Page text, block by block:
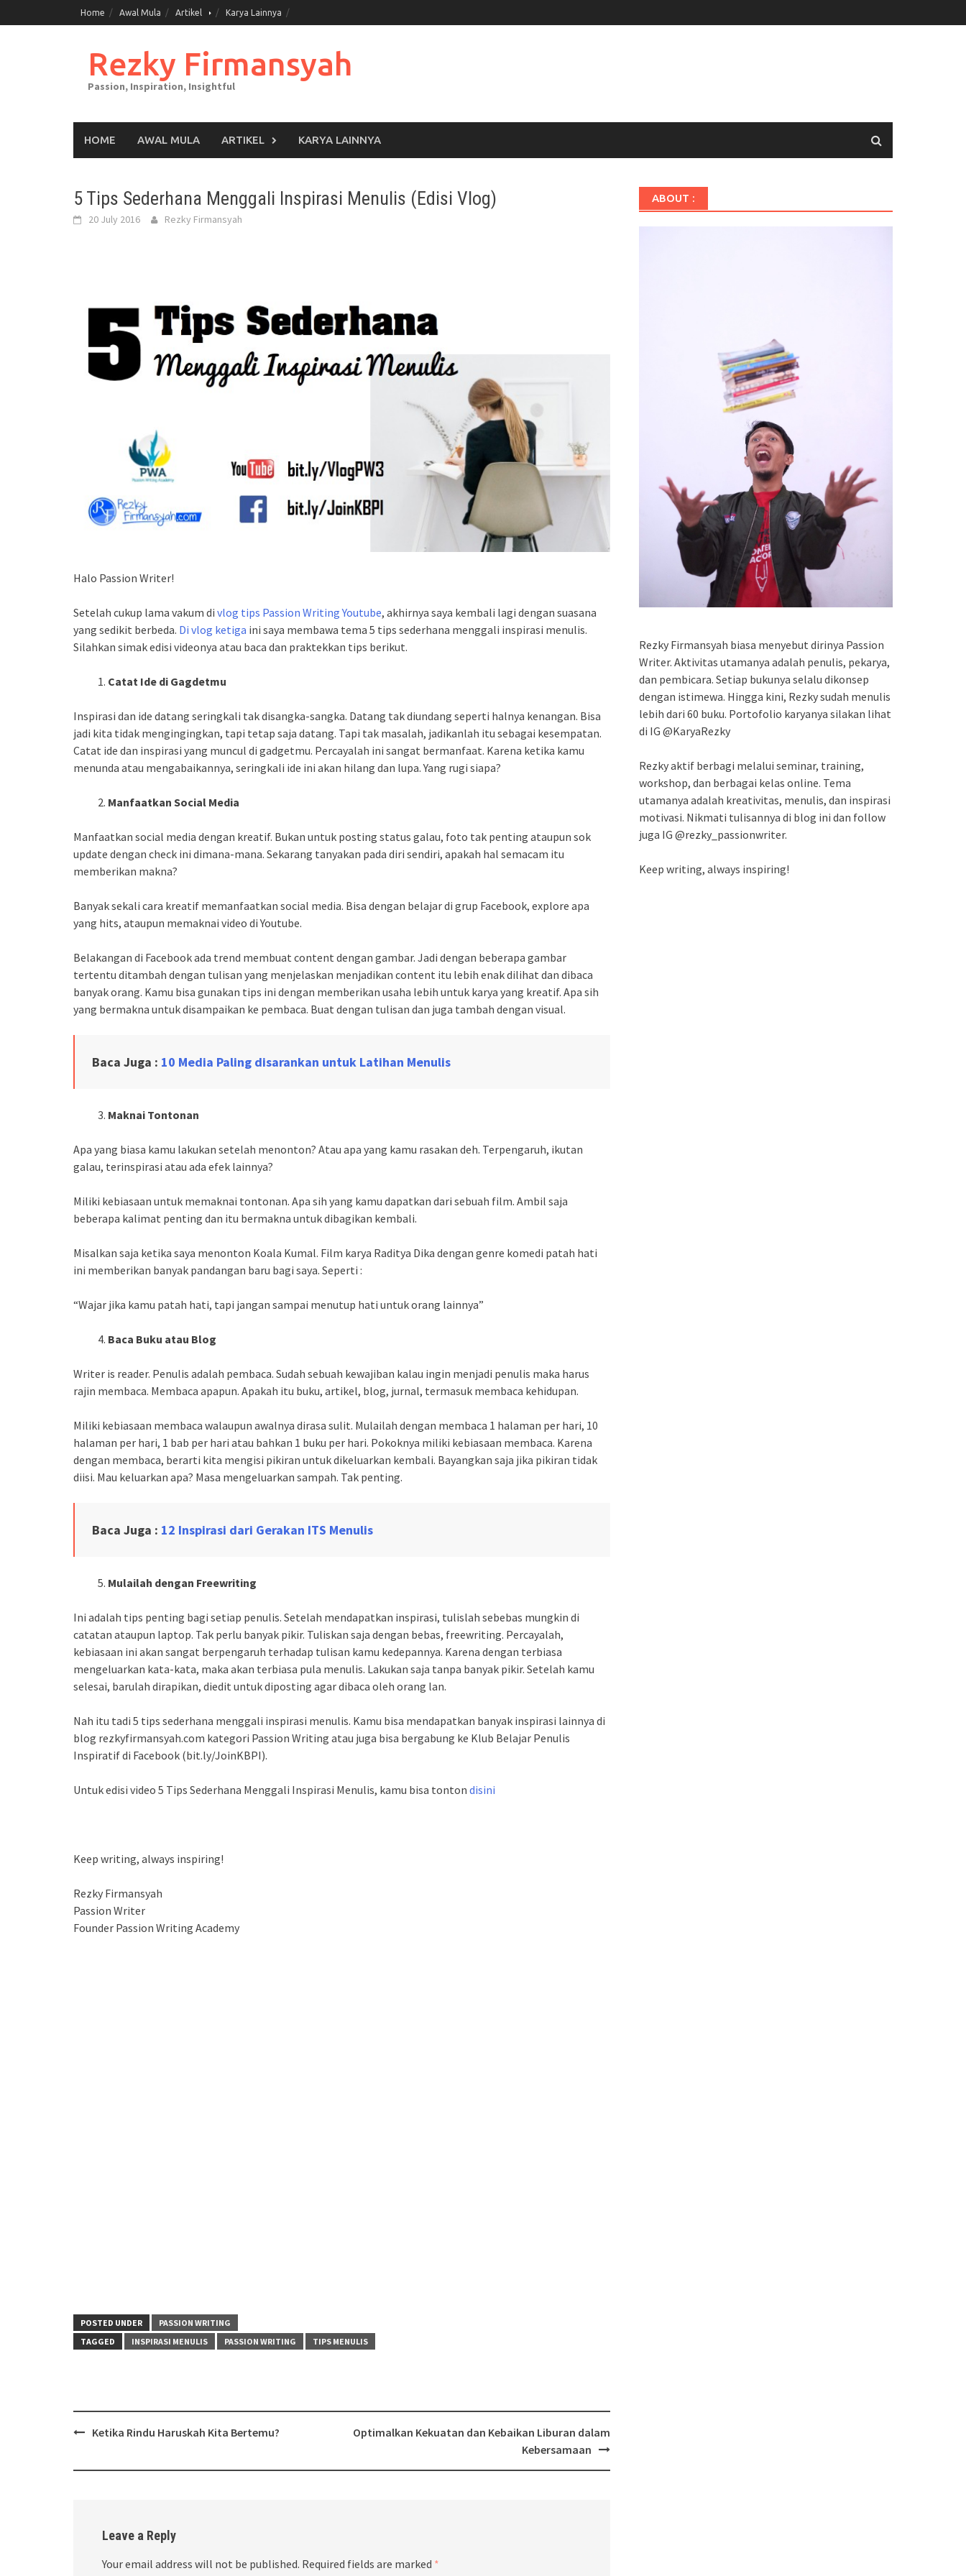
to
Home Awal Mula Artikel Karya Lainnya
Rezky Firmansyah
Passion, Inspiration, Insightful
HOME AWAL MULA ARTIKEL KARYA LAINNYA
5 Tips Sederhana Menggali Inspirasi Menulis (Edisi Vlog)
20 July 2016 Rezky Firmansyah
Halo Passion Writer!
Setelah cukup lama vakum di vlog tips Passion Writing Youtube, akhirnya saya kembali lagi dengan suasana
yang sedikit berbeda. Di vlog ketiga ini saya membawa tema 5 tips sederhana menggali inspirasi menulis.
Silahkan simak edisi videonya atau baca dan praktekkan tips berikut.
Catat Ide di Gagdetmu
Inspirasi dan ide datang seringkali tak disangka-sangka. Datang tak diundang seperti halnya kenangan. Bisa
jadi kita tidak mengingingkan, tapi tetap saja datang. Tapi tak masalah, jadikanlah itu sebagai kesempatan.
Catat ide dan inspirasi yang muncul di gadgetmu. Percayalah ini sangat bermanfaat. Karena ketika kamu
menunda atau mengabaikannya, seringkali ide ini akan hilang dan lupa. Yang rugi siapa?
Manfaatkan Social Media
Manfaatkan social media dengan kreatif. Bukan untuk posting status galau, foto tak penting ataupun sok
update dengan check ini dimana-mana. Sekarang tanyakan pada diri sendiri, apakah hal semacam itu
memberikan makna?
Banyak sekali cara kreatif memanfaatkan social media. Bisa dengan belajar di grup Facebook, explore apa
yang hits, ataupun memaknai video di Youtube.
Belakangan di Facebook ada trend membuat content dengan gambar. Jadi dengan beberapa gambar
tertentu ditambah dengan tulisan yang menjelaskan menjadikan content itu lebih enak dilihat dan dibaca
banyak orang. Kamu bisa gunakan tips ini dengan memberikan usaha lebih untuk karya yang kreatif. Apa sih
yang bermakna untuk disampaikan ke pembaca. Buat dengan tulisan dan juga tambah dengan visual.
Baca Juga : 10 Media Paling disarankan untuk Latihan Menulis
Maknai Tontonan
Apa yang biasa kamu lakukan setelah menonton? Atau apa yang kamu rasakan deh. Terpengaruh, ikutan
galau, terinspirasi atau ada efek lainnya?
Miliki kebiasaan untuk memaknai tontonan. Apa sih yang kamu dapatkan dari sebuah film. Ambil saja
beberapa kalimat penting dan itu bermakna untuk dibagikan kembali.
Misalkan saja ketika saya menonton Koala Kumal. Film karya Raditya Dika dengan genre komedi patah hati
ini memberikan banyak pandangan baru bagi saya. Seperti :
“Wajar jika kamu patah hati, tapi jangan sampai menutup hati untuk orang lainnya”
Baca Buku atau Blog
Writer is reader. Penulis adalah pembaca. Sudah sebuah kewajiban kalau ingin menjadi penulis maka harus
rajin membaca. Membaca apapun. Apakah itu buku, artikel, blog, jurnal, termasuk membaca kehidupan.
Miliki kebiasaan membaca walaupun awalnya dirasa sulit. Mulailah dengan membaca 1 halaman per hari, 10
halaman per hari, 1 bab per hari atau bahkan 1 buku per hari. Pokoknya miliki kebiasaan membaca. Karena
dengan membaca, berarti kita mengisi pikiran untuk dikeluarkan kembali. Bayangkan saja jika pikiran tidak
diisi. Mau keluarkan apa? Masa mengeluarkan sampah. Tak penting.
Baca Juga : 12 Inspirasi dari Gerakan ITS Menulis
Mulailah dengan Freewriting
Ini adalah tips penting bagi setiap penulis. Setelah mendapatkan inspirasi, tulislah sebebas mungkin di
catatan ataupun laptop. Tak perlu banyak pikir. Tuliskan saja dengan bebas, freewriting. Percayalah,
kebiasaan ini akan sangat berpengaruh terhadap tulisan kamu kedepannya. Karena dengan terbiasa
mengeluarkan kata-kata, maka akan terbiasa pula menulis. Lakukan saja tanpa banyak pikir. Setelah kamu
selesai, barulah dirapikan, diedit untuk diposting agar dibaca oleh orang lan.
Nah itu tadi 5 tips sederhana menggali inspirasi menulis. Kamu bisa mendapatkan banyak inspirasi lainnya di
blog rezkyfirmansyah.com kategori Passion Writing atau juga bisa bergabung ke Klub Belajar Penulis
Inspiratif di Facebook (bit.ly/JoinKBPI).
Untuk edisi video 5 Tips Sederhana Menggali Inspirasi Menulis, kamu bisa tonton disini
Keep writing, always inspiring!
Rezky Firmansyah
Passion Writer
Founder Passion Writing Academy
POSTED UNDER
PASSION WRITING
TAGGED
INSPIRASI MENULIS PASSION WRITING TIPS MENULIS
PostKetika Rindu Haruskah Kita Bertemu?
Optimalkan Kekuatan dan Kebaikan Liburan dalam
Kebersamaan
Leave a Reply
Your email address will not be published. Required fields are marked *
ABOUT :
Rezky Firmansyah biasa menyebut dirinya Passion
Writer. Aktivitas utamanya adalah penulis, pekarya,
dan pembicara. Setiap bukunya selalu dikonsep
dengan istimewa. Hingga kini, Rezky sudah menulis
lebih dari 60 buku. Portofolio karyanya silakan lihat
di IG @KaryaRezky
Rezky aktif berbagi melalui seminar, training,
workshop, dan berbagai kelas online. Tema
utamanya adalah kreativitas, menulis, dan inspirasi
motivasi. Nikmati tulisannya di blog ini dan follow
juga IG @rezky_passionwriter.
Keep writing, always inspiring!